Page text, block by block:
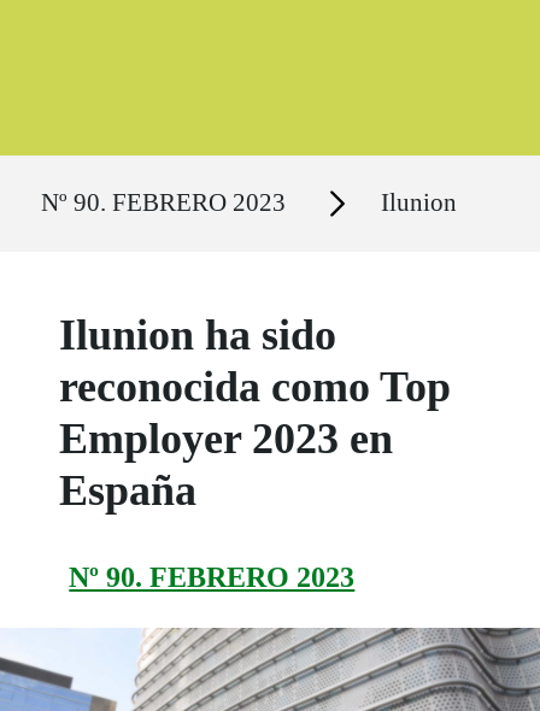
Nº 90. FEBRERO 2023 Secciones Ilunion
Ilunion ha sido
reconocida como Top
Employer 2023 en
España
Nº 90. FEBRERO 2023